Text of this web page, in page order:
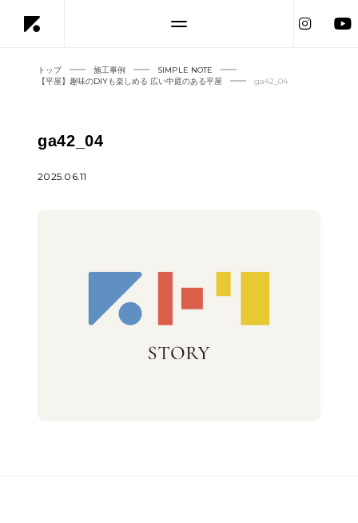
トップ 施工事例
SIMPLE NOTE
【平屋】趣味のDIYも楽しめる 広い中庭のある平屋
ga42_04
ga42_04
2025.06.11